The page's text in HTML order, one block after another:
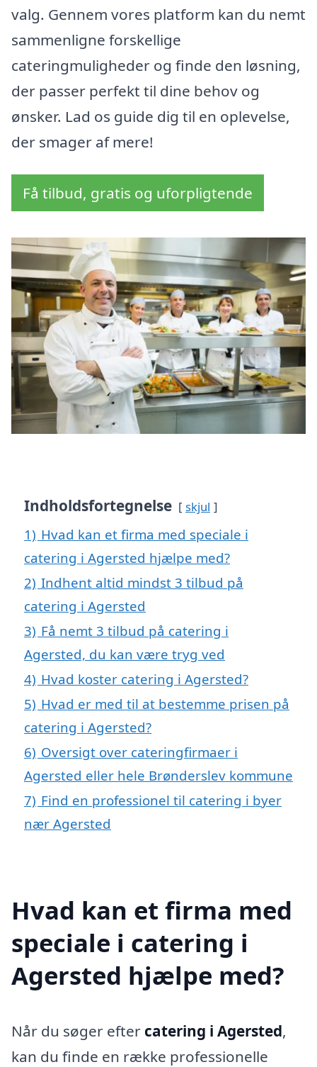
valg. Gennem vores platform kan du nemt
sammenligne forskellige
cateringmuligheder og finde den løsning,
der passer perfekt til dine behov og
ønsker. Lad os guide dig til en oplevelse,
der smager af mere!
Få tilbud, gratis og uforpligtende
Indholdsfortegnelse skjul
1) Hvad kan et firma med speciale i
catering i Agersted hjælpe med?
2) Indhent altid mindst 3 tilbud på
catering i Agersted
3) Få nemt 3 tilbud på catering i
Agersted, du kan være tryg ved
4) Hvad koster catering i Agersted?
5) Hvad er med til at bestemme prisen på
catering i Agersted?
6) Oversigt over cateringfirmaer i
Agersted eller hele Brønderslev kommune
7) Find en professionel til catering i byer
nær Agersted
Hvad kan et firma med
speciale i catering i
Agersted hjælpe med?
Når du søger efter catering i Agersted,
kan du finde en række professionelle